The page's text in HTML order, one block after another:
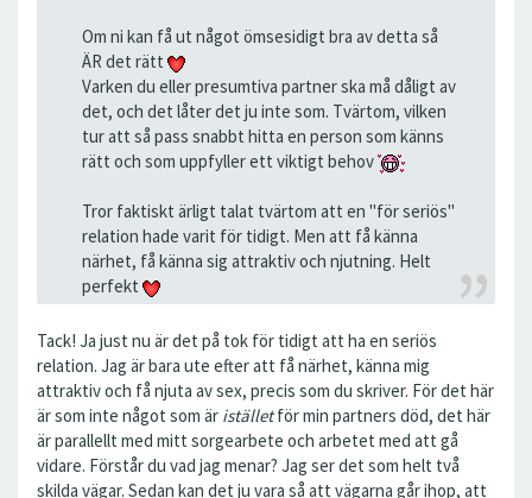
Om ni kan få ut något ömsesidigt bra av detta så
ÄR det rätt
Varken du eller presumtiva partner ska må dåligt av
det, och det låter det ju inte som. Tvärtom, vilken
tur att så pass snabbt hitta en person som känns
rätt och som uppfyller ett viktigt behov
Tror faktiskt ärligt talat tvärtom att en "för seriös"
relation hade varit för tidigt. Men att få känna
närhet, få känna sig attraktiv och njutning. Helt
perfekt
Tack! Ja just nu är det på tok för tidigt att ha en seriös
relation. Jag är bara ute efter att få närhet, känna mig
attraktiv och få njuta av sex, precis som du skriver. För det här
är som inte något som är iställetför min partners död, det här
är parallellt med mitt sorgearbete och arbetet med att gå
vidare. Förstår du vad jag menar? Jag ser det som helt två
skilda vägar. Sedan kan det ju vara så att vägarna går ihop, att